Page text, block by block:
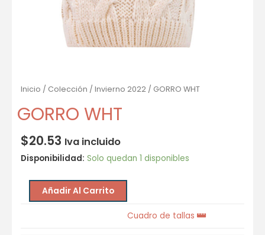
Inicio / Colección / Invierno 2022 / GORRO WHT
GORRO WHT
$20.53 Iva incluido
Disponibilidad: Solo quedan 1 disponibles
Añadir Al Carrito
Cuadro de tallas